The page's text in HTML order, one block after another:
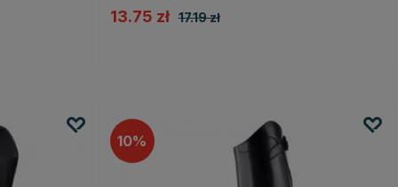
13.75 zł 17.19 zł
10